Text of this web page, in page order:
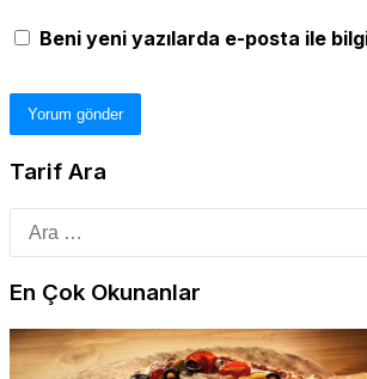
Beni yeni yazılarda e-posta ile
Tarif Ara
En Çok Okunanlar